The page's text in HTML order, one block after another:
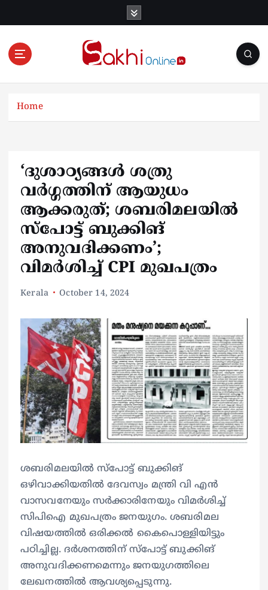
Online News Portal
Home
‘ദുശാഠ്യങ്ങൾ ശത്രു
വർഗ്ഗത്തിന് ആയുധം
ആക്കരുത്; ശബരിമലയിൽ
സ്പോട്ട് ബുക്കിങ്
അനുവദിക്കണം’;
വിമർശിച്ച് CPI മുഖപത്രം
Kerala October 14, 2024
ശബരിമലയിൽ സ്പോട്ട് ബുക്കിങ്
ഒഴിവാക്കിയതിൽ ദേവസ്വം മന്ത്രി വി എൻ
വാസവനേയും സർക്കാരിനേയും വിമർശിച്ച്
സിപിഐ മുഖപത്രം ജനയുഗം. ശബരിമല
വിഷയത്തിൽ ഒരിക്കൽ കൈപൊള്ളിയിട്ടും
പഠിച്ചില്ല. ദർശനത്തിന് സ്പോട്ട് ബുക്കിങ്
അനുവദിക്കണമെന്നും ജനയുഗത്തിലെ
ലേഖനത്തിൽ ആവശ്യപ്പെടുന്നു.